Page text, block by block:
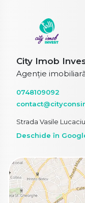
City Imob
Agenție
0748109092
Strada Vasile
Deschide în